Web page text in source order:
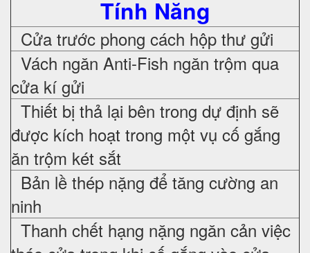
Tính Năng
Cửa trước phong cách hộp thư gửi
Vách ngăn Anti-Fish ngăn trộm qua
cửa kí gửi
Thiết bị thả lại bên trong dự định sẽ
được kích hoạt trong một vụ cố gắng
ăn trộm két sắt
Bản lề thép nặng để tăng cường an
ninh
Thanh chết hạng nặng ngăn cản việc